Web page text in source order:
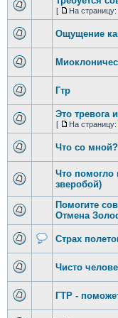
[ На страницу:
Ощущение
Гтр
Это тревога
[ На страницу:
Что со
Что помогло
зверобой)
Помогите
Отмена
Страх
Чисто
ГТР -